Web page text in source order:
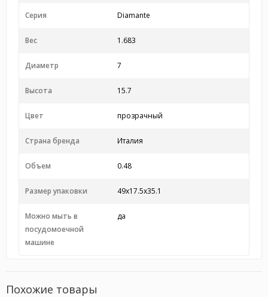
Серия Diamante
Вес 1.683
Диаметр 7
Высота 15.7
Цвет прозрачный
Страна бренда Италия
Объем 0.48
Размер упаковки 49x17.5x35.1
Можно мыть в
посудомоечной
машине
да
Похожие товары